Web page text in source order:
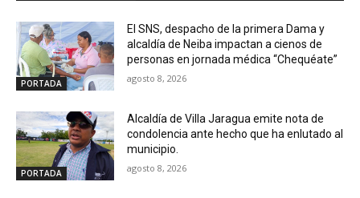
PORTADA
El SNS, despacho de la primera Dama y
alcaldía de Neiba impactan a cienos de
personas en jornada médica “Chequéate”
agosto 8, 2026
PORTADA
Alcaldía de Villa Jaragua emite nota de
condolencia ante hecho que ha enlutado al
municipio.
agosto 8, 2026